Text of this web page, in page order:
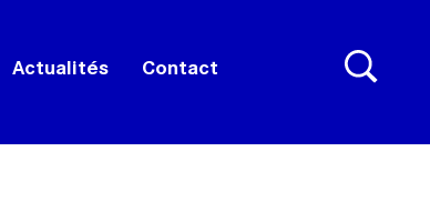
Actualités Contact